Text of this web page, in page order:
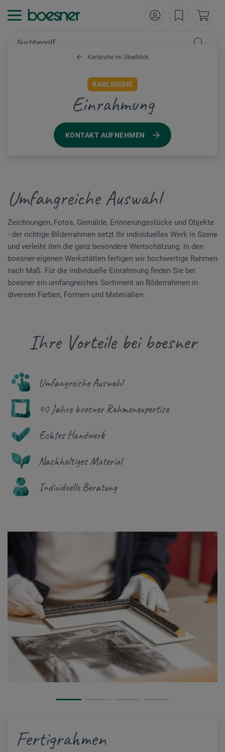
Karlsruhe im Überblick
KARLSRUHE
Einrahmung
KONTAKT AUFNEHMEN
Umfangreiche Auswahl
Zeichnungen, Fotos, Gemälde, Erinnerungsstücke und Objekte
- der richtige Bilderrahmen setzt Ihr individuelles Werk in Szene
und verleiht ihm die ganz besondere Wertschätzung. In den
boesner-eigenen Werkstätten fertigen wir hochwertige Rahmen
nach Maß. Für die individuelle Einrahmung finden Sie bei
boesner ein umfangreiches Sortiment an Bilderrahmen in
diversen Farben, Formen und Materialien.
Ihre Vorteile bei boesner
Umfangreiche Auswahl
40 Jahre boesner Rahmenexpertise
Echtes Handwerk
Nachhaltiges Material
Individuelle Beratung
Fertigrahmen